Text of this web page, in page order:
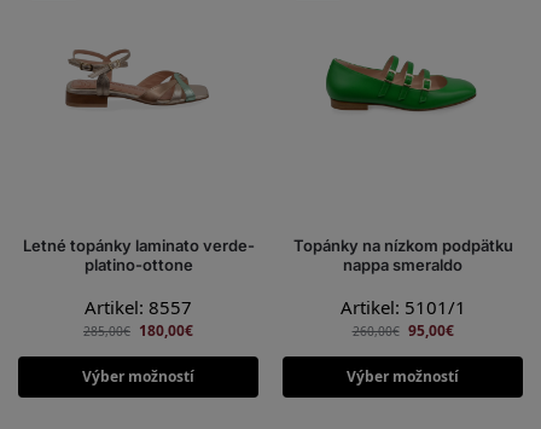
Letné topánky laminato verde-
platino-ottone
Artikel: 8557
285,00€ 180,00€
Výber možností
Topánky na nízkom podpätku
nappa smeraldo
Artikel: 5101/1
260,00€ 95,00€
Výber možností